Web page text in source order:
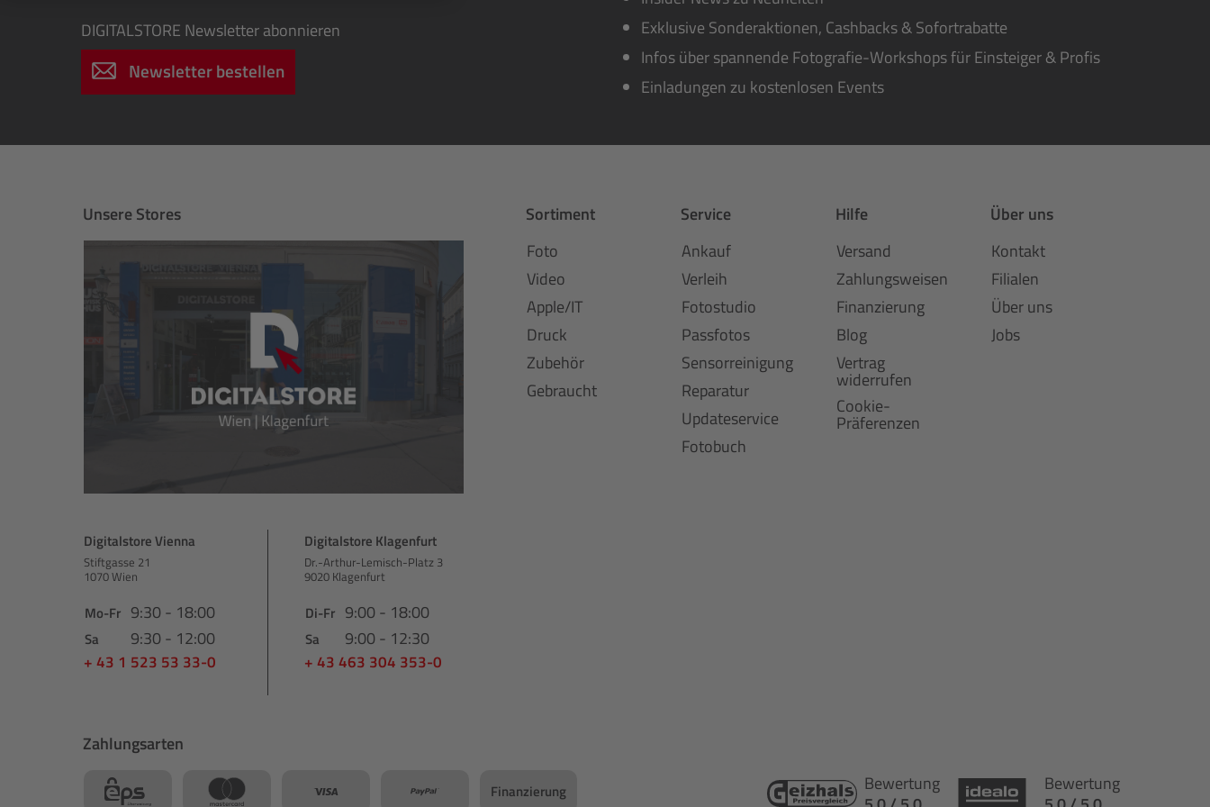
DIGITALSTORE Newsletter abonnieren
Newsletter bestellen
Exklusive Sonderaktionen, Cashbacks & Sofortrabatte
Infos über spannende Fotografie-Workshops für Einsteiger & Profis
Einladungen zu kostenlosen Events
Unsere Stores
Digitalstore Vienna
Stiftgasse 21
1070 Wien
Mo-Fr 9:30 - 18:00
Sa 9:30 - 12:00
+ 43 1 523 53 33-0
Digitalstore Klagenfurt
Dr.-Arthur-Lemisch-Platz 3
9020 Klagenfurt
Di-Fr 9:00 - 18:00
Sa 9:00 - 12:30
+ 43 463 304 353-0
Sortiment
Foto
Video
Apple/IT
Druck
Zubehör
Gebraucht
Service
Ankauf
Verleih
Fotostudio
Passfotos
Sensorreinigung
Reparatur
Updateservice
Fotobuch
Hilfe
Versand
Zahlungsweisen
Finanzierung
Blog
Vertrag
widerrufen
Cookie-
Präferenzen
Über uns
Kontakt
Filialen
Über uns
Jobs
Zahlungsarten
Finanzierung
Bewertung
Bewertung